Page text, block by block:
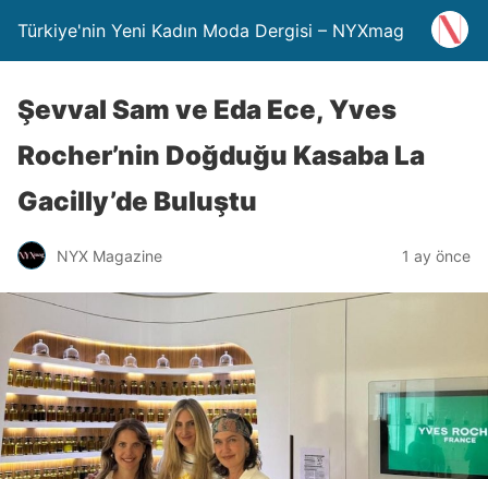
Türkiye'nin Yeni Kadın Moda Dergisi – NYXmag
Şevval Sam ve Eda Ece, Yves
Rocher’nin Doğduğu Kasaba La
Gacilly’de Buluştu
NYX Magazine 1 ay önce